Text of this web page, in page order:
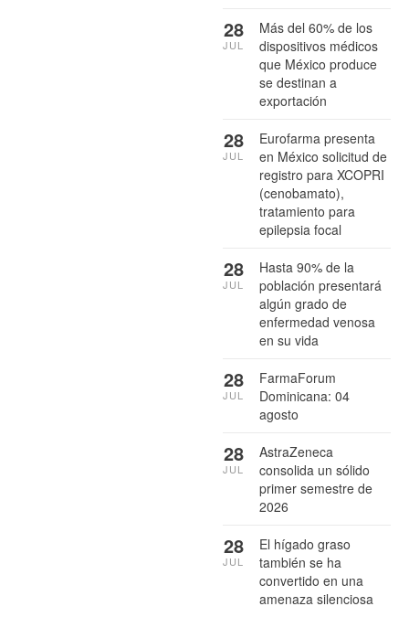
Más del 60% de los
dispositivos médicos
que México produce
se destinan a
exportación
28
JUL
Eurofarma presenta
en México solicitud de
registro para XCOPRI
(cenobamato),
tratamiento para
epilepsia focal
28
JUL
Hasta 90% de la
población presentará
algún grado de
enfermedad venosa
en su vida
28
JUL
FarmaForum
Dominicana: 04
agosto
28
JUL
AstraZeneca
consolida un sólido
primer semestre de
2026
28
JUL
El hígado graso
también se ha
convertido en una
amenaza silenciosa
28
JUL